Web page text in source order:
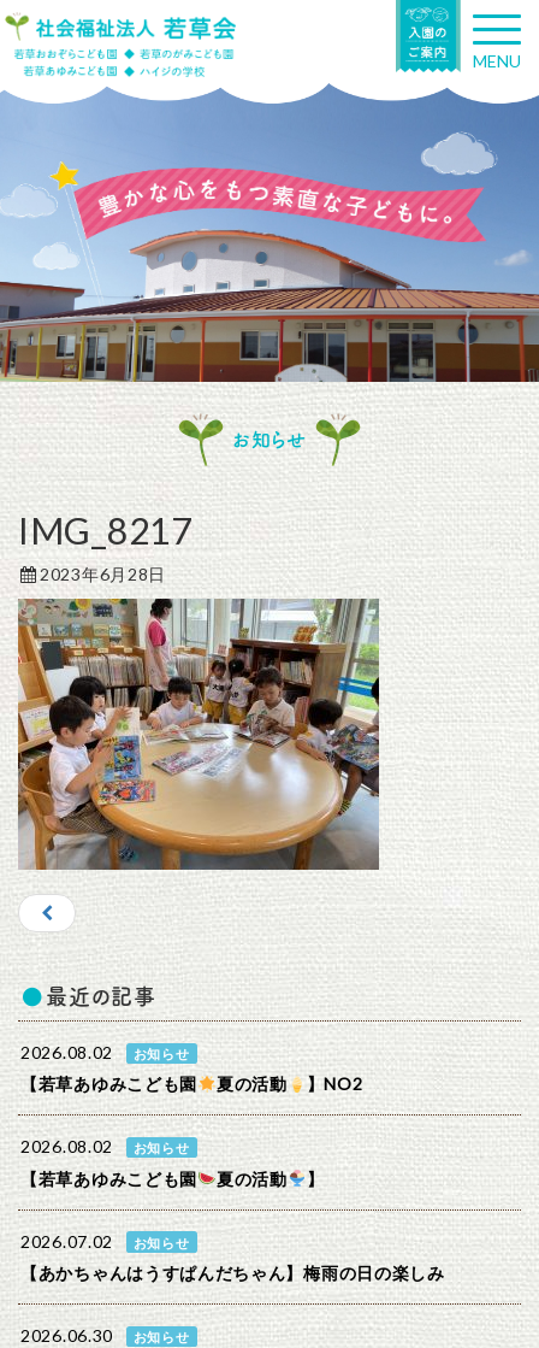
T
o
g
n
g
a
t
n
MENU
お知らせ
IMG_8217
2023年6月28日
最近の記事
2026.08.02 お知らせ
【若草あゆみこども園 夏の活動 】NO2
2026.08.02 お知らせ
【若草あゆみこども園 夏の活動 】
2026.07.02 お知らせ
【あかちゃんはうすぱんだちゃん】梅雨の日の楽しみ
2026.06.30 お知らせ